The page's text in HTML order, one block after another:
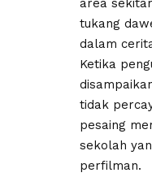
area
tukang
dalam
‎Ketika
tidak
pesaing
sekolah
perfilman.